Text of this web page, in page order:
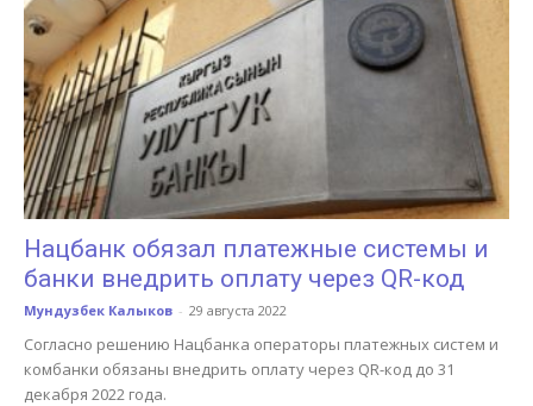
Нацбанк обязал платежные системы и
банки внедрить оплату через QR-код
Мундузбек Калыков - 29 августа 2022
Согласно решению Нацбанка операторы платежных систем и
комбанки обязаны внедрить оплату через QR-код до 31
декабря 2022 года.